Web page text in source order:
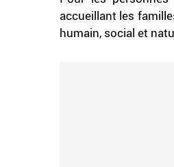
accueillant les
humain, social et